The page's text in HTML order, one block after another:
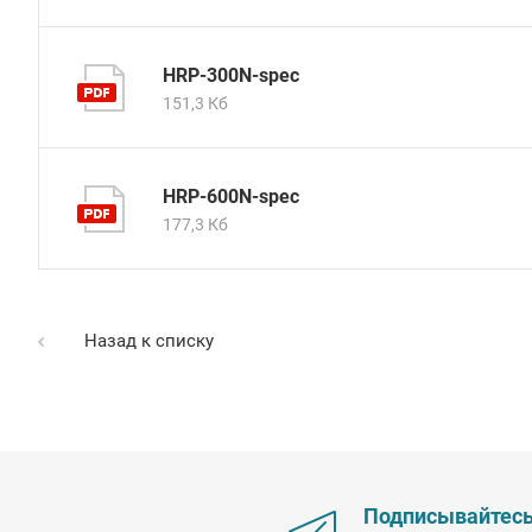
HRP-300N-spec
151,3 Кб
HRP-600N-spec
177,3 Кб
Назад к списку